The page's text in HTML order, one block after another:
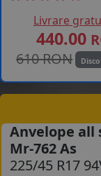
Livrare
440.00
610 RON
Anvelope all
Mr-762 As
225/45 R17